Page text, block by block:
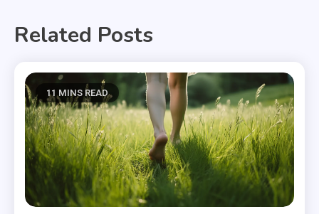
Related Posts
11 MINS READ